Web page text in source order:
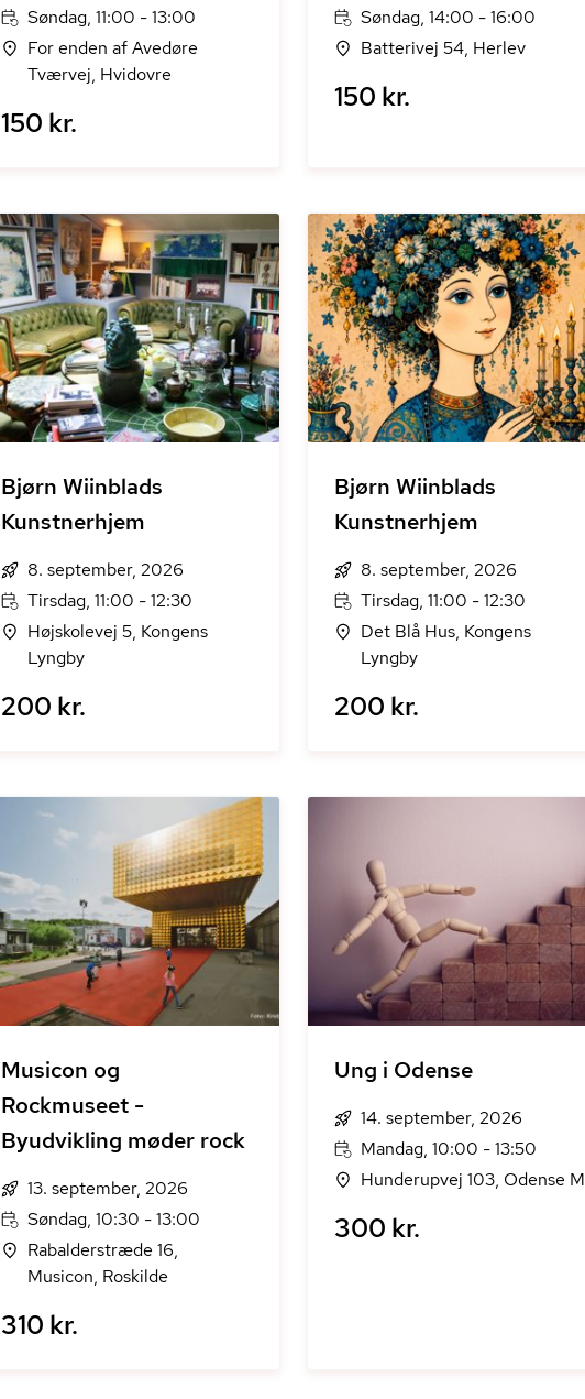
Søndag, 11:00 - 13:00
For enden af Avedøre
Tværvej, Hvidovre
150 kr.
Søndag, 14:00 - 16:00
Batterivej 54, Herlev
150 kr.
Bjørn Wiinblads
Kunstnerhjem
8. september, 2026
Tirsdag, 11:00 - 12:30
Højskolevej 5, Kongens
Lyngby
200 kr.
Bjørn Wiinblads
Kunstnerhjem
8. september, 2026
Tirsdag, 11:00 - 12:30
Det Blå Hus, Kongens
Lyngby
200 kr.
Musicon og
Rockmuseet -
Byudvikling møder rock
13. september, 2026
Søndag, 10:30 - 13:00
Rabalderstræde 16,
Musicon, Roskilde
310 kr.
Ung i Odense
14. september, 2026
Mandag, 10:00 - 13:50
Hunderupvej 103, Odense M
300 kr.